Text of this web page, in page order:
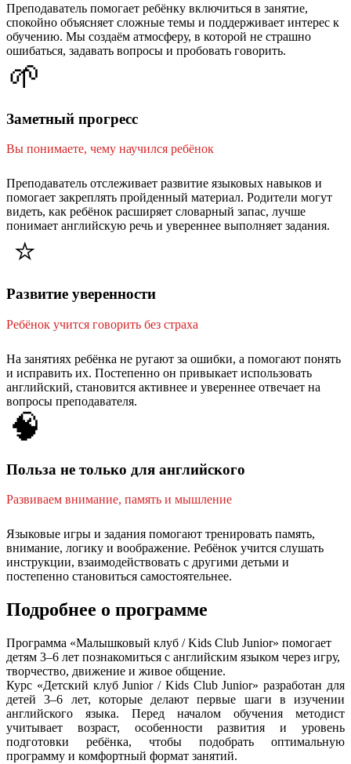
Преподаватель помогает ребёнку включиться в занятие,
спокойно объясняет сложные темы и поддерживает интерес к
обучению. Мы создаём атмосферу, в которой не страшно
ошибаться, задавать вопросы и пробовать говорить.
🌱
Заметный прогресс
Вы понимаете, чему научился ребёнок
Преподаватель отслеживает развитие языковых навыков и
помогает закреплять пройденный материал. Родители могут
видеть, как ребёнок расширяет словарный запас, лучше
понимает английскую речь и увереннее выполняет задания.
⭐
Развитие уверенности
Ребёнок учится говорить без страха
На занятиях ребёнка не ругают за ошибки, а помогают понять
и исправить их. Постепенно он привыкает использовать
английский, становится активнее и увереннее отвечает на
вопросы преподавателя.
🧠
Польза не только для английского
Развиваем внимание, память и мышление
Языковые игры и задания помогают тренировать память,
внимание, логику и воображение. Ребёнок учится слушать
инструкции, взаимодействовать с другими детьми и
постепенно становиться самостоятельнее.
Подробнее о программе
Программа «Малышковый клуб / Kids Club Junior» помогает
детям 3–6 лет познакомиться с английским языком через игру,
творчество, движение и живое общение.
Курс «Детский клуб Junior / Kids Club Junior» разработан для
детей 3–6 лет, которые делают первые шаги в изучении
английского языка. Перед началом обучения методист
учитывает возраст, особенности развития и уровень
подготовки ребёнка, чтобы подобрать оптимальную
программу и комфортный формат занятий.